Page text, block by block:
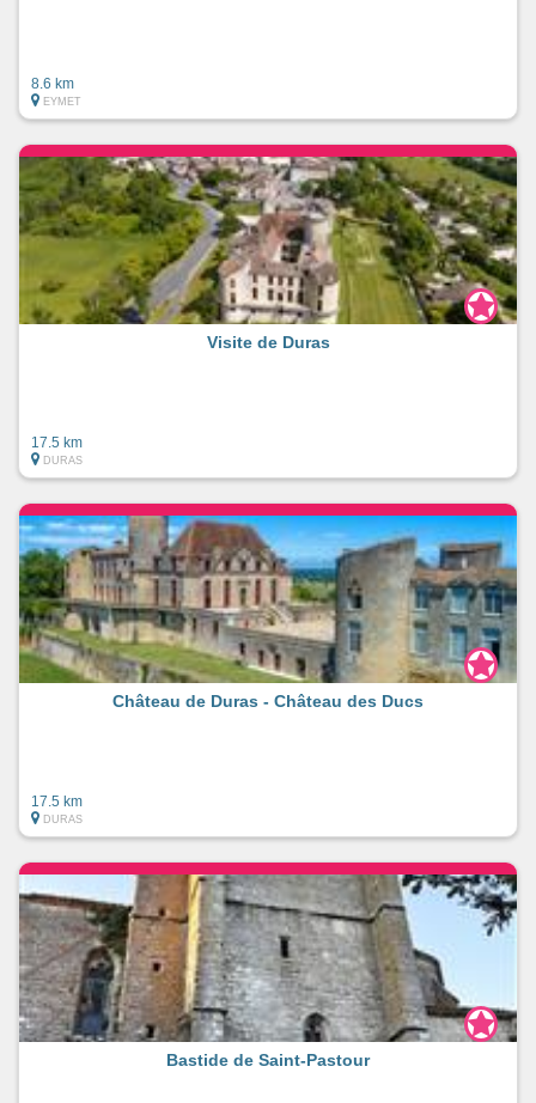
8.6 km
EYMET
Visite de Duras
17.5 km
DURAS
Château de Duras - Château des Ducs
17.5 km
DURAS
Bastide de Saint-Pastour